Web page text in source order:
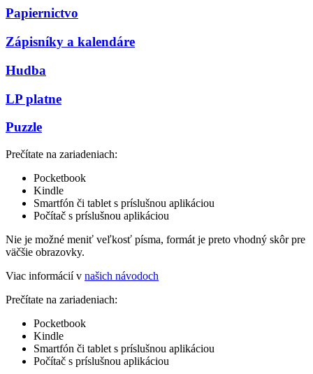
Papiernictvo
Zápisníky a kalendáre
Hudba
LP platne
Puzzle
Prečítate na zariadeniach:
Pocketbook
Kindle
Smartfón či tablet s príslušnou aplikáciou
Počítač s príslušnou aplikáciou
Nie je možné meniť veľkosť písma, formát je preto vhodný skôr pre
väčšie obrazovky.
Viac informácií v našich návodoch
Prečítate na zariadeniach:
Pocketbook
Kindle
Smartfón či tablet s príslušnou aplikáciou
Počítač s príslušnou aplikáciou